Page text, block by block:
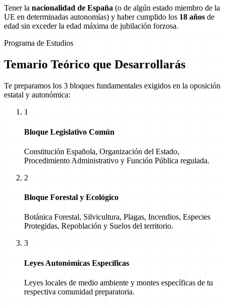
Tener la nacionalidad de España (o de algún estado miembro de la
UE en determinadas autonomías) y haber cumplido los 18 años de
edad sin exceder la edad máxima de jubilación forzosa.
Programa de Estudios
Temario Teórico que Desarrollarás
Te preparamos los 3 bloques fundamentales exigidos en la oposición
estatal y autonómica:
1
Bloque Legislativo Común
Constitución Española, Organización del Estado,
Procedimiento Administrativo y Función Pública regulada.
2
Bloque Forestal y Ecológico
Botánica Forestal, Silvicultura, Plagas, Incendios, Especies
Protegidas, Repoblación y Suelos del territorio.
3
Leyes Autonómicas Específicas
Leyes locales de medio ambiente y montes específicas de tu
respectiva comunidad preparatoria.